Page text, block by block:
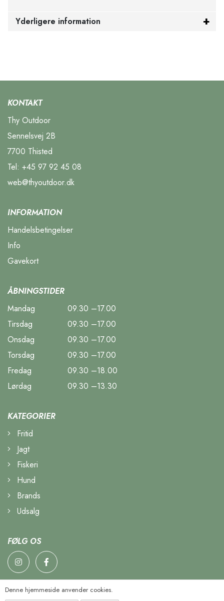
Yderligere information
KONTAKT
Thy Outdoor
Sennelsvej 2B
7700 Thisted
Tel: +45 97 92 45 08
web@thyoutdoor.dk
INFORMATION
Handelsbetingelser
Info
Gavekort
ÅBNINGSTIDER
Mandag
09.30 –17.00
Tirsdag
09.30 –17.00
Onsdag
09.30 –17.00
Torsdag
09.30 –17.00
Fredag
09.30 –18.00
Lørdag
09.30 –13.30
KATEGORIER
Fritid
Jagt
Fiskeri
Hund
Brands
Udsalg
FØLG OS
Denne hjemmeside anvender cookies.